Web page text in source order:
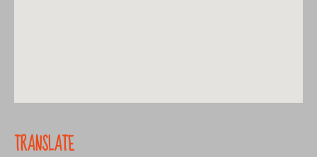
TRANSLATE